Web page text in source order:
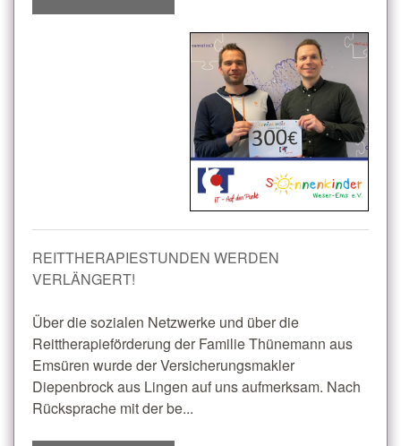
REITTHERAPIESTUNDEN WERDEN
VERLÄNGERT!
Über die sozialen Netzwerke und über die
Reittherapieförderung der Familie Thünemann aus
Emsüren wurde der Versicherungsmakler
Diepenbrock aus Lingen auf uns aufmerksam. Nach
Rücksprache mit der be...